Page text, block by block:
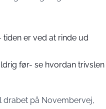
er ved at rinde ud
før- se hvordan trivslen
drabet på Novembervej,